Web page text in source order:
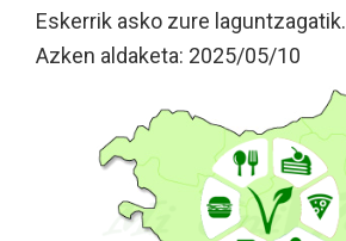
Eskerrik asko zure laguntzagatik.
Azken aldaketa: 2025/05/10